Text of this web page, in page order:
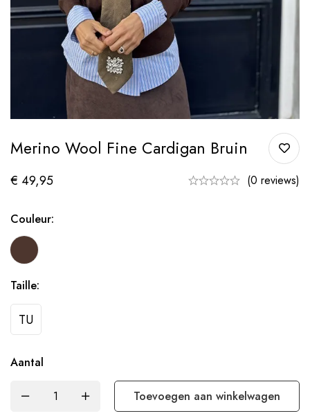
Merino Wool Fine Cardigan Bruin
€ 49,95 (0 reviews)
Couleur:
Taille:
TU
Aantal
Toevoegen aan winkelwagen